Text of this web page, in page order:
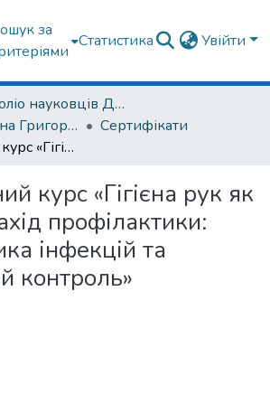
за
Статистика Увійти
Портфоліо науковців ДУ "ІПХС ім. проф. М.І. Ситенка"
Шевченко Олена Григорівна
Сертифікати
Дистанційний курс «Гігієна рук як основний захід профілактики: Профілактика інфекцій та інфекційний контроль»
курс «Гігієна рук як
профілактики:
інфекцій та
контроль»